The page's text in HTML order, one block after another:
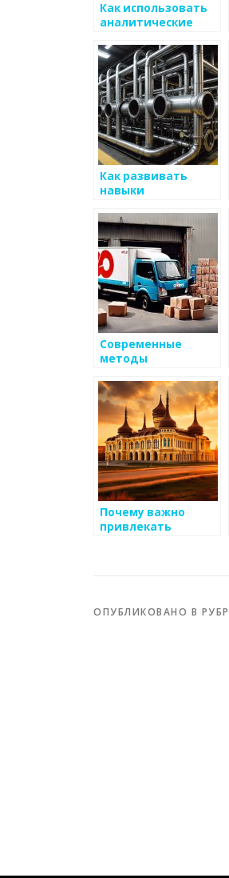
Как использовать
аналитические
повышения
качества
металлических
изделий
Как развивать
навыки
для улучшения
качества в
производстве
металоизделий
Современные
методы
металлических
изделий
Почему важно
привлекать
ОПУБЛИКОВАНО В